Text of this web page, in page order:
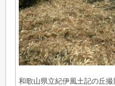
和歌山県立紀伊風土記の丘撮